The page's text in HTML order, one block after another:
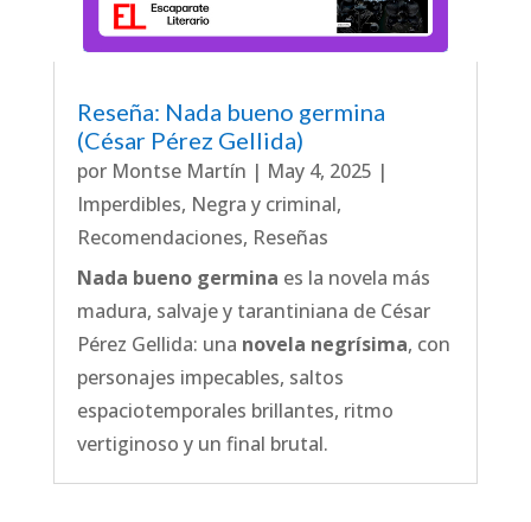
Reseña: Nada bueno germina
(César Pérez Gellida)
por Montse Martín | May 4, 2025 |
Imperdibles, Negra y criminal,
Recomendaciones, Reseñas
Nada bueno germina es la novela más
madura, salvaje y tarantiniana de César
Pérez Gellida: una novela negrísima, con
personajes impecables, saltos
espaciotemporales brillantes, ritmo
vertiginoso y un final brutal.